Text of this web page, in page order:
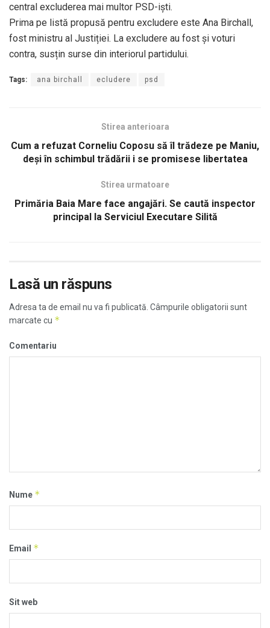
central excluderea mai multor PSD-iști.
Prima pe listă propusă pentru excludere este Ana Birchall,
fost ministru al Justiției. La excludere au fost și voturi
contra, susțin surse din interiorul partidului.
Tags: ana birchall ecludere psd
Stirea anterioara
Cum a refuzat Corneliu Coposu să îl trădeze pe Maniu,
deşi în schimbul trădării i se promisese libertatea
Stirea urmatoare
Primăria Baia Mare face angajări. Se caută inspector
principal la Serviciul Executare Silită
Lasă un răspuns
Adresa ta de email nu va fi publicată. Câmpurile obligatorii sunt
marcate cu *
Comentariu
Nume *
Email *
Sit web